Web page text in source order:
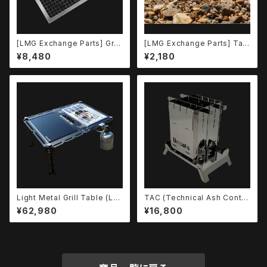
[LMG Exchange Parts] Grill
Grate
¥8,480
[LMG Exchange Parts] Tabl
e Leg Screw
¥2,180
Light Metal Grill Table (LM
GT) Set -Type.Black-
¥62,980
TAC (Technical Ash Contai
ner) -Type.SUS-
¥16,800